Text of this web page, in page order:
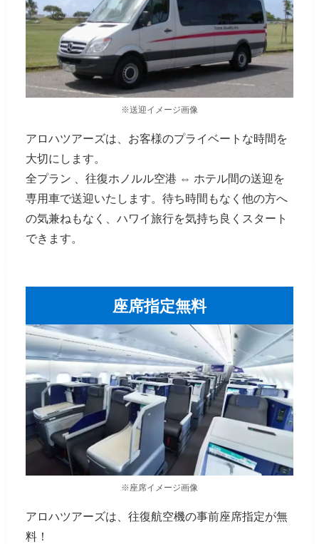
※送迎イメージ画像
アロハツアーズは、お客様のプライベートな時間を
大切にします。
全プラン 、往復ホノルル空港 ⇔ ホテル間の送迎を
専用車で送迎いたします。待ち時間もなく他の方へ
の気兼ねもなく、ハワイ旅行を気持ち良くスタート
できます。
座席指定無料
※座席イメージ画像
アロハツアーズは、往復航空機の事前座席指定が無
料！